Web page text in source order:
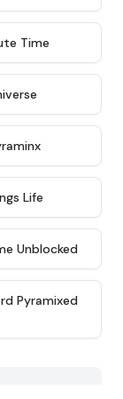
Time
Life
★ 4.6
Unblocked
★ 4.8
Pyramixed